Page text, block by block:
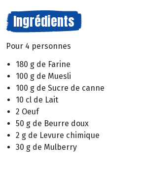
Ingrédients
Pour 4 personnes
180 g de Farine
100 g de Muesli
100 g de Sucre de canne
10 cl de Lait
2 Oeuf
50 g de Beurre doux
2 g de Levure chimique
30 g de Mulberry